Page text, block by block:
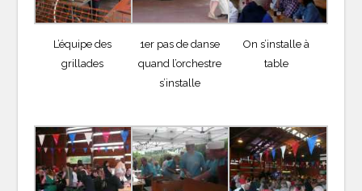
L’équipe des
grillades
1er pas de danse
quand l’orchestre
s’installe
On s’installe à
table